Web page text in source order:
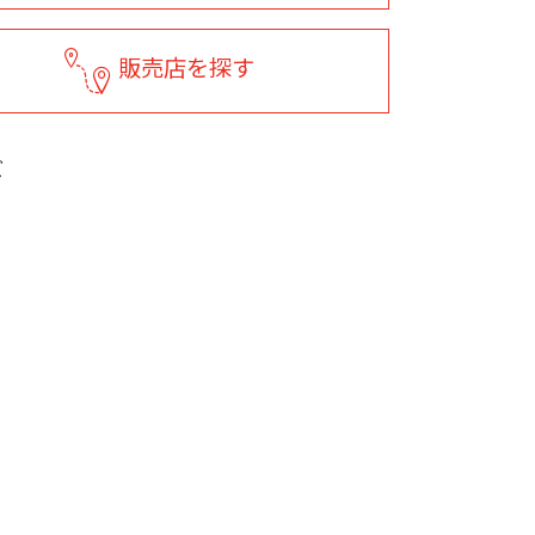
販売店を探す